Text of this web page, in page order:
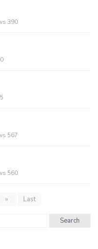
390
567
560
» Last
Search